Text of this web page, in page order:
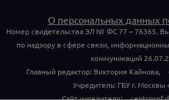
О персональных данных
Номер свидетельства ЭЛ № ФС 77 – 76365.
по надзору в сфере связи,
коммуникаций
Главный редактор: Виктория Кайнова,
Учредитель: ГБУ г. Москвы
Сайт учредителя: